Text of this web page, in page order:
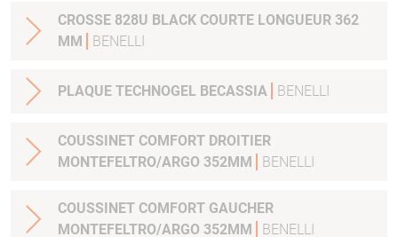
CROSSE 828U BLACK COURTE LONGUEUR 362
MM
BENELLI
PLAQUE TECHNOGEL BECASSIA BENELLI
COUSSINET COMFORT DROITIER
MONTEFELTRO/ARGO 352MM
BENELLI
COUSSINET COMFORT GAUCHER
MONTEFELTRO/ARGO 352MM
BENELLI